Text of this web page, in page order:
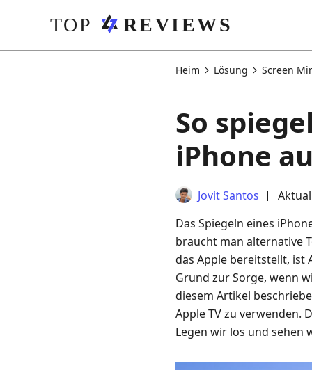
Heim Lösung Screen
So
iPhone
Jovit Santos
Das Spiegeln eines
braucht man alternative
das Apple bereitstellt, ist
Grund zur Sorge, wenn
diesem Artikel
Apple TV zu verwenden.
Legen wir los und sehen